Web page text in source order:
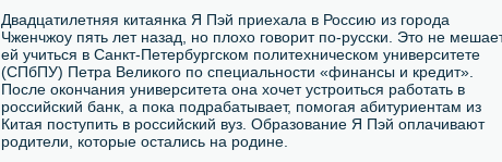
Двадцатилетняя китаянка Я Пэй приехала в Россию из города
Чженчжоу пять лет назад, но плохо говорит по-русски. Это не
ей учиться в Санкт-Петербургском политехническом университете
(СПбПУ) Петра Великого по специальности «финансы и кредит».
После окончания университета она хочет устроиться работать в
российский банк, а пока подрабатывает, помогая абитуриентам из
Китая поступить в российский вуз. Образование Я Пэй оплачивают
родители, которые остались на родине.